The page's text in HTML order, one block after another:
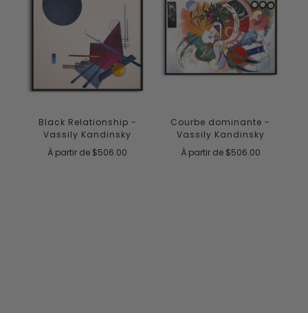
Black Relationship -
Vassily Kandinsky
À partir de $506.00
Courbe dominante -
Vassily Kandinsky
À partir de $506.00